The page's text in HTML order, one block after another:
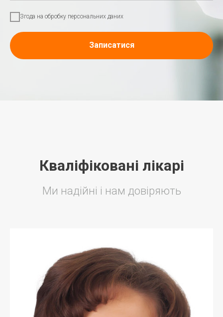
Згода на обробку персональних даних
Записатися
Кваліфіковані лікарі
Ми надійні і нам довіряють